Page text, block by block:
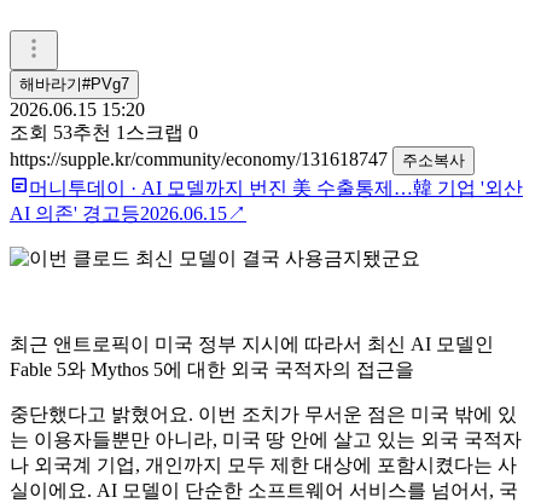
해바라기#PVg7
2026.06.15 15:20
조회 53추천 1 스크랩 0
https://supple.kr/community/economy/131618747
주소복사
머니투데이 · AI 모델까지 번진 美 수출통제…韓 기업 '외산
AI 의존' 경고등2026.06.15↗
최근 앤트로픽이 미국 정부 지시에 따라서 최신 AI 모델인
Fable 5와 Mythos 5에 대한 외국 국적자의 접근을
중단했다고 밝혔어요. 이번 조치가 무서운 점은 미국 밖에 있
는 이용자들뿐만 아니라, 미국 땅 안에 살고 있는 외국 국적자
나 외국계 기업, 개인까지 모두 제한 대상에 포함시켰다는 사
실이에요. AI 모델이 단순한 소프트웨어 서비스를 넘어서, 국